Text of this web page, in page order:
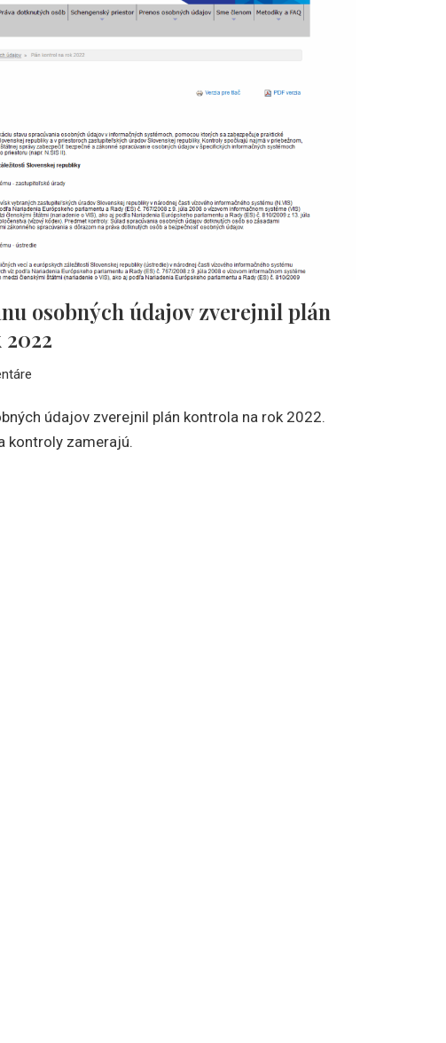
osobných údajov zverejnil plán
údajov zverejnil plán kontrola na rok 2022.
kontroly zamerajú.